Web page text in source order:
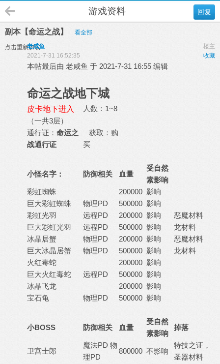
回复
游戏资料
副本【命运之战】 看全部
点击重新加载 楼主
老咸鱼
收藏
2021-7-31 16:52:35
本帖最后由 老咸鱼 于 2021-7-31 16:55 编辑
命运之战地下城
皮卡地下进入
人数：1~8
（一共3层）
通行证： 命运之
战通行证
获取：购
买
小怪名字： 防御相关 血量
受自然
素影响
彩虹蜘蛛
200000 影响
巨大彩虹蜘蛛
物理PD 500000 影响
彩虹光羽
远程PD 200000 影响
恶魔材料
巨大彩虹光羽
远程PD 500000 影响
龙材料
冰晶居蟹
物理PD 200000 影响
恶魔材料
巨大冰晶居蟹
物理PD 500000 影响
龙材料
火红毒蛇
200000 影响
巨大火红毒蛇
远程PD 500000 影响
冰晶飞龙
200000 影响
宝石龟
物理PD 500000 影响
小BOSS 防御相关 血量
受自然
素影响
掉落
卫宫士郎
魔法PD 物
理PD
800000 不影响
特技之证，
圣器材料